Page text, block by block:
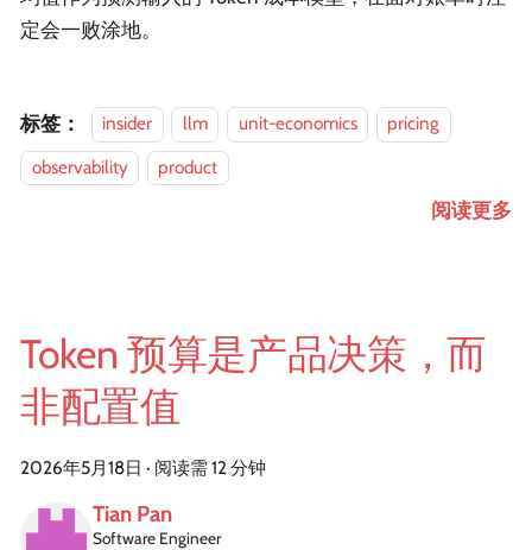
定会一败涂地。
标签： insider llm unit-economics
pricing
observability
product
阅读更多
Token 预算是产品决策，而
非配置值
2026年5月18日 · 阅读需 12 分钟
Tian Pan
Software Engineer